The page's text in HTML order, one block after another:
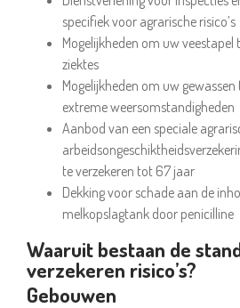
specifiek voor agrarische risico’s
Mogelijkheden om uw veestapel
ziektes
Mogelijkheden om uw gewassen
extreme weersomstandigheden
Aanbod van een speciale
te verzekeren tot 67 jaar
Dekking voor schade aan de
melkopslagtank door penicilline
Waaruit bestaan de
verzekeren risico’s?
Gebouwen